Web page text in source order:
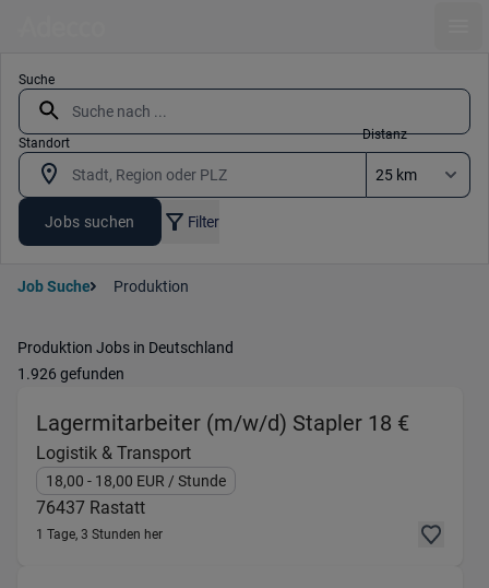
Suche
Standort
Distanz
Jobs suchen Filter
Job Suche Produktion
Produktion Jobs in Deutschland
1.926 gefunden
Lagermitarbeiter (m/w/d) Stapler 18 €
Logistik & Transport
18,00 - 18,00 EUR / Stunde
76437 Rastatt
1 Tage, 3 Stunden her